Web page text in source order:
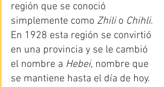
región que se conoció
simplemente como Zhili o Chihli.
En 1928 esta región se convirtió
en una provincia y se le cambió
el nombre a Hebei, nombre que
se mantiene hasta el día de hoy.